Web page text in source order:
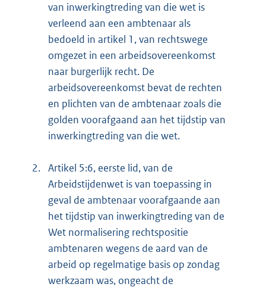
van inwerkingtreding van die wet is
verleend aan een ambtenaar als
bedoeld in artikel 1, van rechtswege
omgezet in een arbeidsovereenkomst
naar burgerlijk recht. De
arbeidsovereenkomst bevat de rechten
en plichten van de ambtenaar zoals die
golden voorafgaand aan het tijdstip van
inwerkingtreding van die wet.
2. Artikel 5:6, eerste lid, van de
Arbeidstijdenwet is van toepassing in
geval de ambtenaar voorafgaande aan
het tijdstip van inwerkingtreding van de
Wet normalisering rechtspositie
ambtenaren wegens de aard van de
arbeid op regelmatige basis op zondag
werkzaam was, ongeacht de